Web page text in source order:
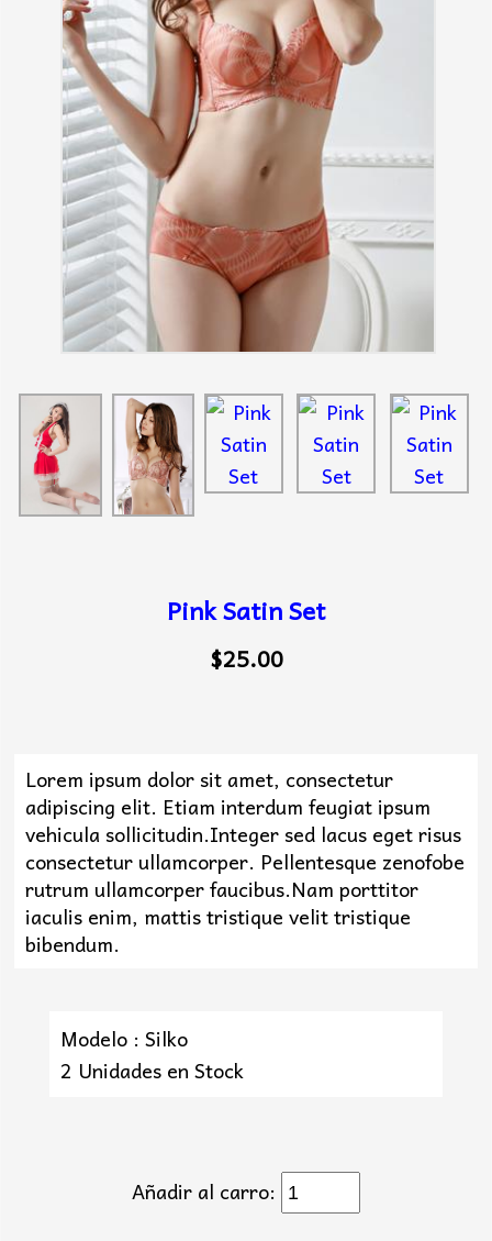
Pink Satin Set
$25.00
Lorem ipsum dolor sit amet, consectetur
adipiscing elit. Etiam interdum feugiat ipsum
vehicula sollicitudin.Integer sed lacus eget risus
consectetur ullamcorper. Pellentesque zenofobe
rutrum ullamcorper faucibus.Nam porttitor
iaculis enim, mattis tristique velit tristique
bibendum.
Modelo : Silko
2 Unidades en Stock
Añadir al carro: